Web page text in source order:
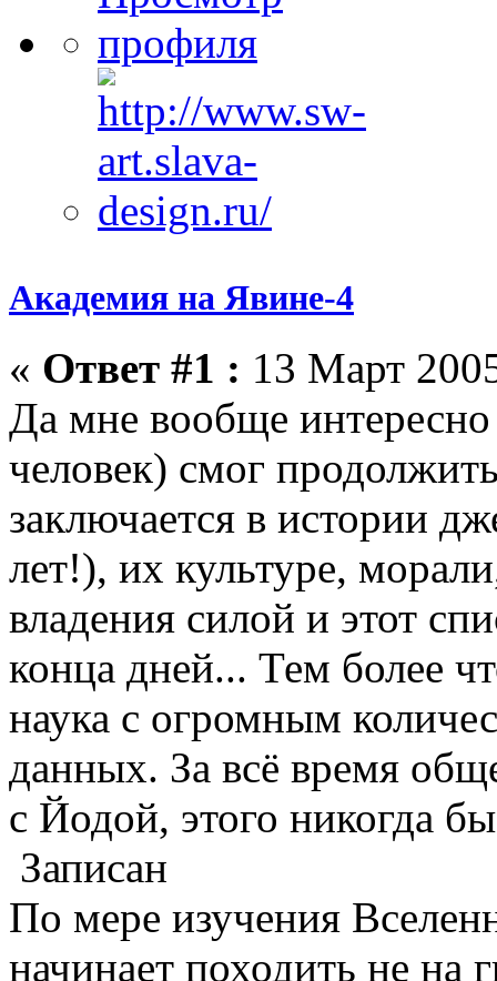
Академия на Явине-4
« Ответ #1 : 13 Март
Да мне вообще
человек) смог
заключается в истории
лет!), их культуре,
владения силой и этот
конца дней... Тем более
наука с огромным
данных. За всё время
с Йодой, этого никогда
Записан
По мере изучения
начинает походить не на